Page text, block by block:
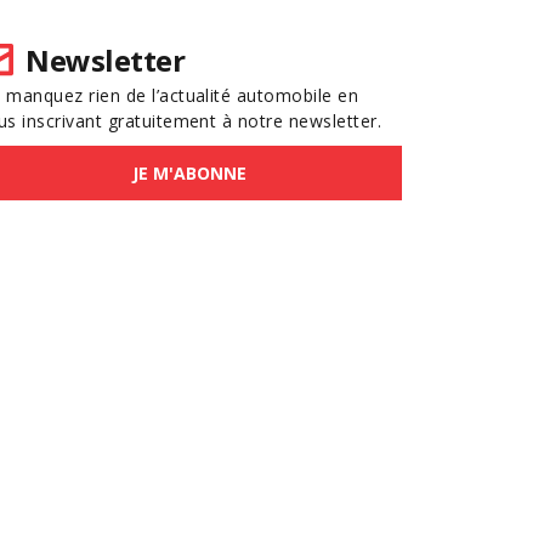
Newsletter
manquez rien de l’actualité automobile en
inscrivant gratuitement à notre newsletter.
JE M'ABONNE